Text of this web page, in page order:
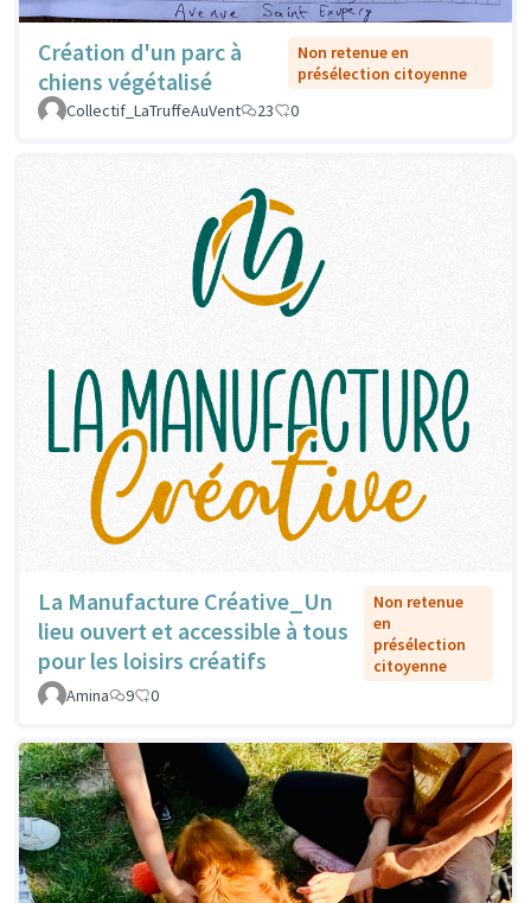
Création d'un parc à
chiens végétalisé
Non retenue en
présélection citoyenne
Collectif_LaTruffeAuVent
23 0
La Manufacture Créative_Un
lieu ouvert et accessible à tous
pour les loisirs créatifs
Non retenue
en
présélection
citoyenne
Amina
9 0